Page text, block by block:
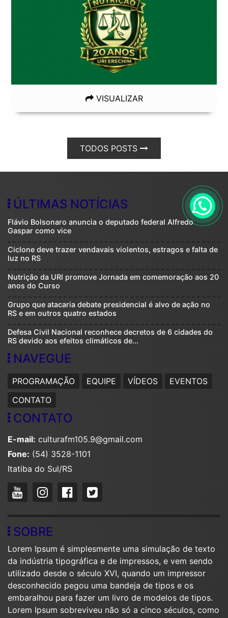
VISUALIZAR
TODOS POSTS
ÚLTIMAS NOTÍCIAS
Flávio Bolsonaro anuncia o deputado federal Alfredo
Gaspar como vice
Ciclone deve trazer vendavais violentos, estragos e falta de
luz no RS
Nutrição da URI promove Jornada em comemoração aos 20
anos do Curso
Grupo que atacaria debate presidencial é alvo de ação no
RS e em outros quatro estados
Defesa Civil Nacional reconhece decretos de 6 cidades do
RS devido aos efeitos climáticos de...
NAVEGUE
PROGRAMAÇÃO EQUIPE VÍDEOS
EVENTOS
CONTATO
CONTATO
E-mail: culturafm105.9@gmail.com
Fone: (54) 3528-1101
Itatiba do Sul/RS
SOBRE
Lorem Ipsum é simplesmente uma simulação de texto
da indústria tipográfica e de impressos, e vem sendo
utilizado desde o século XVI, quando um impressor
desconhecido pegou uma bandeja de tipos e os
embaralhou para fazer um livro de modelos de tipos.
Lorem Ipsum sobreviveu não só a cinco séculos, como